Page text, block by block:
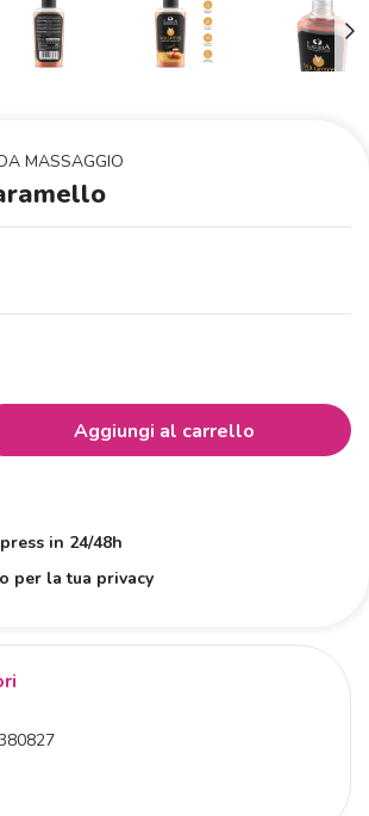
MASSAGGIO
Aggiungi al carrello
in 24/48h
per la tua privacy